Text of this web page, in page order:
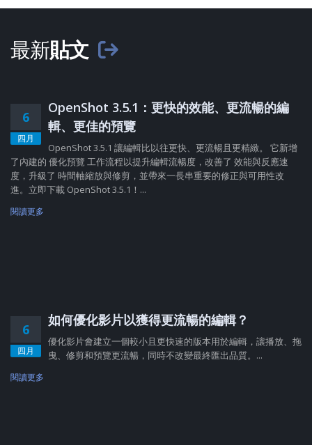
最新貼文
6
四月
OpenShot 3.5.1：更快的效能、更流暢的編
輯、更佳的預覽
OpenShot 3.5.1 讓編輯比以往更快、更流暢且更精緻。 它新增
了內建的 優化預覽 工作流程以提升編輯流暢度，改善了 效能與反應速
度，升級了 時間軸縮放與修剪，並帶來一長串重要的修正與可用性改
進。立即下載 OpenShot 3.5.1！...
閱讀更多
6
四月
如何優化影片以獲得更流暢的編輯？
優化影片會建立一個較小且更快速的版本用於編輯，讓播放、拖
曳、修剪和預覽更流暢，同時不改變最終匯出品質。...
閱讀更多